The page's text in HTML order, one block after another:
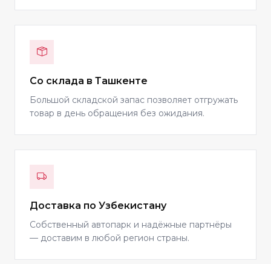
Со склада в Ташкенте
Большой складской запас позволяет отгружать
товар в день обращения без ожидания.
Доставка по Узбекистану
Собственный автопарк и надёжные партнёры
— доставим в любой регион страны.